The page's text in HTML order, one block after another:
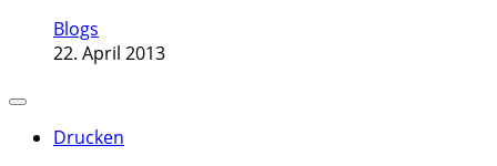
Blogs
22. April 2013
Drucken